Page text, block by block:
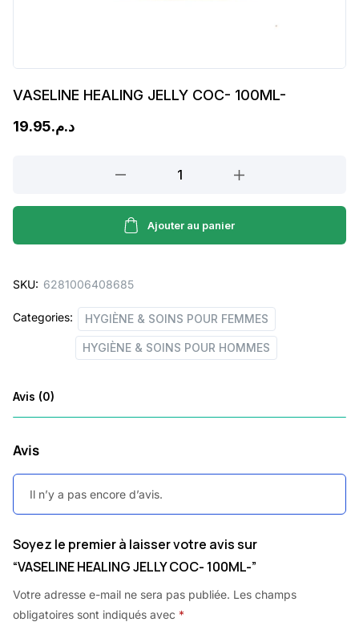
VASELINE HEALING JELLY COC- 100ML-
د.م.19.95
JELLY
100ML-
Ajouter au panier
SKU: 6281006408685
Categories: HYGIÈNE & SOINS POUR FEMMES
HYGIÈNE & SOINS POUR HOMMES
Avis (0)
Avis
Il n’y a pas encore d’avis.
Soyez le premier à laisser votre avis sur
“VASELINE HEALING JELLY COC- 100ML-”
Votre adresse e-mail ne sera pas publiée. Les champs
obligatoires sont indiqués avec *